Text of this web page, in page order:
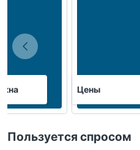
Цены
Пользуется спросом